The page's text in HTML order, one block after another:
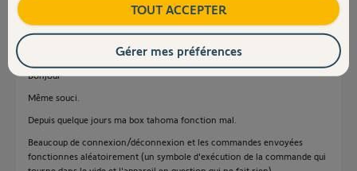
Réponses
Bonjour
Même souci.
Depuis quelque jours ma box tahoma fonction mal.
Beaucoup de connexion/déconnexion et les commandes envoyées
fonctionnes aléatoirement (un symbole d'exécution de la commande qui
TOUT ACCEPTER
Gérer mes préférences